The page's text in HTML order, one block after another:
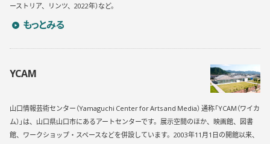
ーストリア、リンツ、2022年）など。
山内祥太のプロフィールを詳しく見る
もっとみる
YCAM
山口情報芸術センター（Yamaguchi Center for Arts and Media） 通称「YCAM（ワイカ
ム）」は、山口県山口市にあるアートセンターです。展示空間のほか、映画館、図書
館、ワークショップ・スペースなどを併設しています。2003年11月1日の開館以来、